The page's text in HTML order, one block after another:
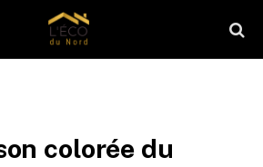
colorée du